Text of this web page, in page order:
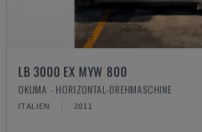
LB 3000 EX MYW 800
OKUMA - HORIZONTAL-DREHMASCHINE
ITALIEN 2011